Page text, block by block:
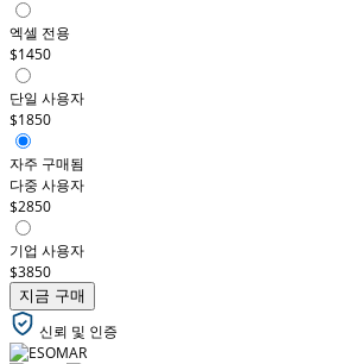
엑셀 전용
$1450
단일 사용자
$1850
자주 구매됨
다중 사용자
$2850
기업 사용자
$3850
지금 구매
신뢰 및 인증